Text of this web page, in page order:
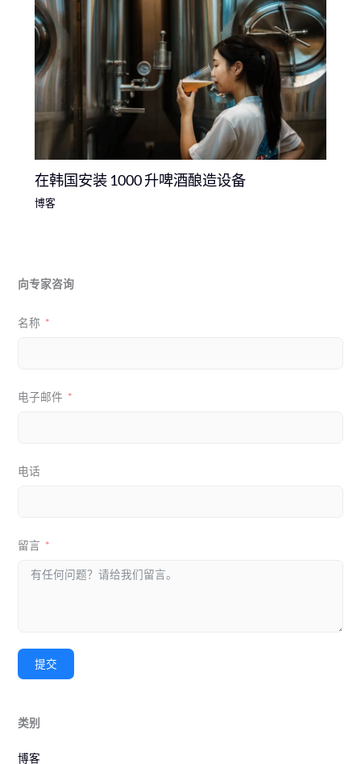
在韩国安装 1000 升啤酒酿造设备
博客
向专家咨询
名称
电子邮件
电话
留言
提交
类别
博客